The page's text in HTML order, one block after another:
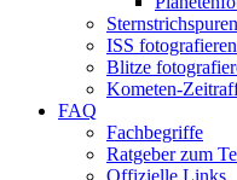
ISS fotografieren
Blitze
Kometen-
FAQ
Fachbegriffe
Ratgeber zum
Offizielle Links